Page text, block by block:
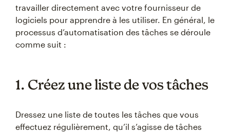
travailler directement avec votre fournisseur de
logiciels pour apprendre à les utiliser. En général, le
processus d’automatisation des tâches se déroule
comme suit :
1. Créez une liste de vos tâches
Dressez une liste de toutes les tâches que vous
effectuez régulièrement, qu’il s’agisse de tâches